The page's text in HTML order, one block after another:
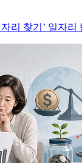
리 찾기’ 일자리